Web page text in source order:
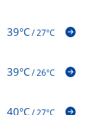
39°C/27°C
39°C/26°C
40°C